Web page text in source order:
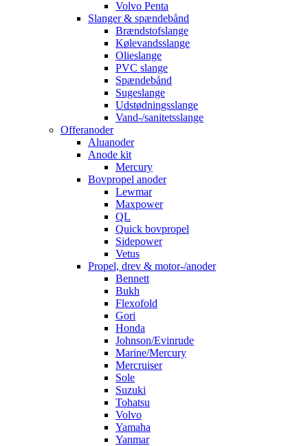
Volvo Penta
Slanger & spændebånd
Brændstofslange
Kølevandsslange
Olieslange
PVC slange
Spændebånd
Sugeslange
Udstødningsslange
Vand-/sanitetsslange
Offeranoder
Aluanoder
Anode kit
Mercury
Bovpropel anoder
Lewmar
Maxpower
QL
Quick bovpropel
Sidepower
Vetus
Propel, drev & motor-/anoder
Bennett
Bukh
Flexofold
Gori
Honda
Johnson/Evinrude
Marine/Mercury
Mercruiser
Sole
Suzuki
Tohatsu
Volvo
Yamaha
Yanmar